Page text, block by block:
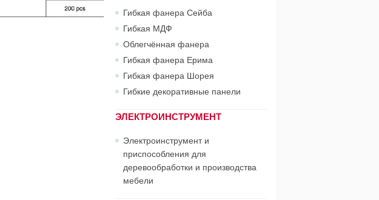
Гибкая фанера Сейба
Гибкая МДФ
Облегчённая фанера
Гибкая фанера Ерима
Гибкая фанера Шорея
Гибкие декоративные панели
ЭЛЕКТРОИНСТРУМЕНТ
Электроинструмент и
приспособления для
деревообработки и производства
мебели